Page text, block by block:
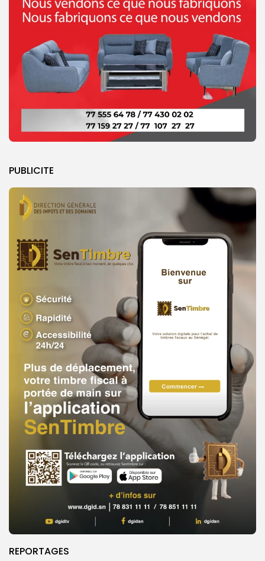
PUBLICITE
REPORTAGES